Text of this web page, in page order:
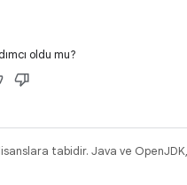
oldu mu?
tabidir. Java ve